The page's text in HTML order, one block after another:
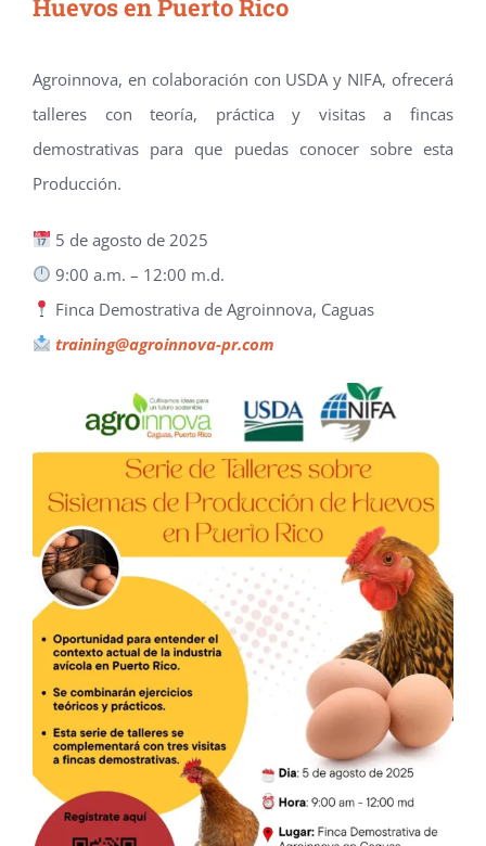
Huevos en Puerto Rico
Agroinnova, en colaboración con USDA y NIFA, ofrecerá
talleres con teoría, práctica y visitas a fincas
demostrativas para que puedas conocer sobre esta
Producción.
5 de agosto de 2025
9:00 a.m. – 12:00 m.d.
Finca Demostrativa de Agroinnova, Caguas
training@agroinnova-pr.com